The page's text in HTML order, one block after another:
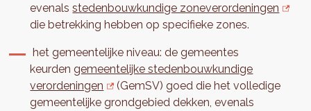
evenalsstedenbouwkundige zoneverordeningen
die betrekking hebben op specifieke zones.
het gemeentelijke niveau: de gemeentes
keurdengemeentelijke stedenbouwkundige
verordeningen
(GemSV) goed die het volledige
gemeentelijke grondgebied dekken, evenals